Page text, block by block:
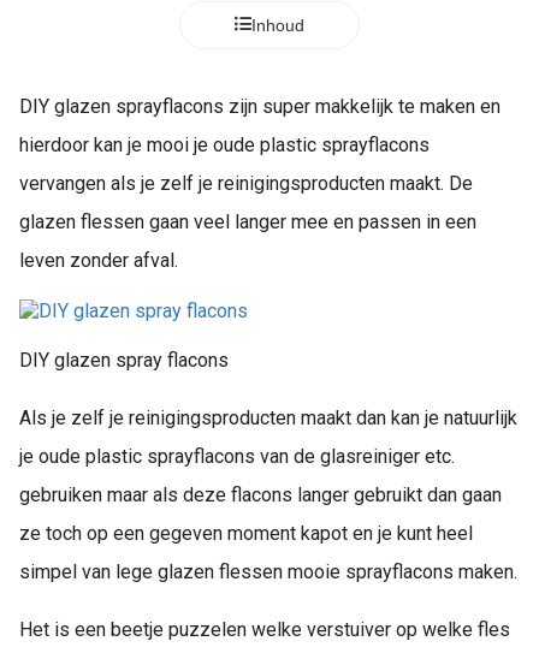
Inhoud
DIY glazen sprayflacons zijn super makkelijk te maken en
hierdoor kan je mooi je oude plastic sprayflacons
vervangen als je zelf je reinigingsproducten maakt. De
glazen flessen gaan veel langer mee en passen in een
leven zonder afval.
DIY glazen spray flacons
Als je zelf je reinigingsproducten maakt dan kan je natuurlijk
je oude plastic sprayflacons van de glasreiniger etc.
gebruiken maar als deze flacons langer gebruikt dan gaan
ze toch op een gegeven moment kapot en je kunt heel
simpel van lege glazen flessen mooie sprayflacons maken.
Het is een beetje puzzelen welke verstuiver op welke fles